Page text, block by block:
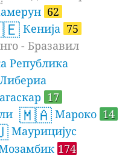
62
Кенија 75
- Бразавил
Република
Либериа
17
🇲🇦 Мароко 14
Маурицијус
174